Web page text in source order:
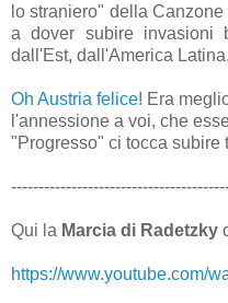
lo straniero" della
a dover subire invasioni
dall'Est, dall'America Latina.
Oh Austria felice! Era
l'annessione a voi, che
"Progresso" ci tocca subire
Qui la Marcia di Radetzky
https://www.youtube.com/